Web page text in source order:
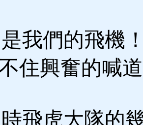
我們的飛機
住興奮的喊
飛虎大隊的